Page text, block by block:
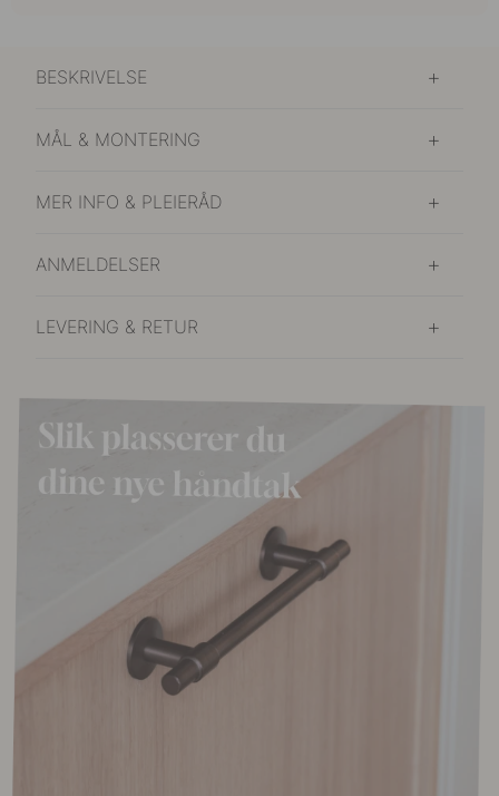
BESKRIVELSE
MÅL & MONTERING
MER INFO & PLEIERÅD
ANMELDELSER
LEVERING & RETUR